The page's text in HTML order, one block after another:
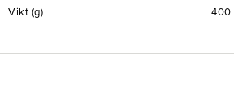
Vikt (g) 400